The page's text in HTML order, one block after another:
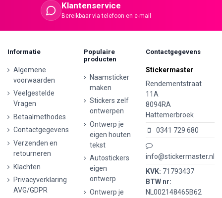
Klantenservice
Bereikbaar via telefoon en e-mail
Informatie
Algemene
voorwaarden
Veelgestelde
Vragen
Betaalmethodes
Contactgegevens
Verzenden en
retourneren
Klachten
Privacyverklaring
AVG/GDPR
Populaire
producten
Naamsticker
maken
Stickers zelf
ontwerpen
Ontwerp je
eigen houten
tekst
Autostickers
eigen
ontwerp
Ontwerp je
Contactgegevens
Stickermaster
Rendementstraat
11A
8094RA
Hattemerbroek
0341 729 680
info@stickermaster.nl
KVK: 71793437
BTW nr:
NL002148465B62